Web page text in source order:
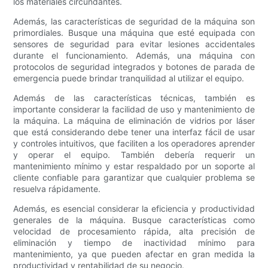
Además, las características de seguridad de la máquina son
primordiales. Busque una máquina que esté equipada con
sensores de seguridad para evitar lesiones accidentales
durante el funcionamiento. Además, una máquina con
protocolos de seguridad integrados y botones de parada de
emergencia puede brindar tranquilidad al utilizar el equipo.
Además de las características técnicas, también es
importante considerar la facilidad de uso y mantenimiento de
la máquina. La máquina de eliminación de vidrios por láser
que está considerando debe tener una interfaz fácil de usar
y controles intuitivos, que faciliten a los operadores aprender
y operar el equipo. También debería requerir un
mantenimiento mínimo y estar respaldado por un soporte al
cliente confiable para garantizar que cualquier problema se
resuelva rápidamente.
Además, es esencial considerar la eficiencia y productividad
generales de la máquina. Busque características como
velocidad de procesamiento rápida, alta precisión de
eliminación y tiempo de inactividad mínimo para
mantenimiento, ya que pueden afectar en gran medida la
productividad y rentabilidad de su negocio.